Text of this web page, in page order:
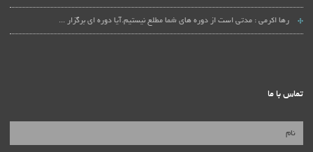
رها اکرمی :مدتی است از دوره های شما مطلع نیستیم.آیا دوره ای برگزار ...
تماس با ما